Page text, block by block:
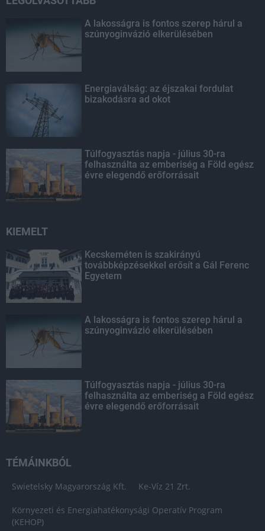
A lakosságra is fontos szerep hárul a
szúnyoginvázió elkerülésében
Energiaválság: az éjszakai fordulat
bizakodásra ad okot
Túlfogyasztás napja - július 30-ra
felhasználta az emberiség a Föld egész
évre elegendő erőforrásait
KIEMELT
Kecskeméten is szakirányú
továbbképzésekkel erősít a Gál Ferenc
Egyetem
A lakosságra is fontos szerep hárul a
szúnyoginvázió elkerülésében
Túlfogyasztás napja - július 30-ra
felhasználta az emberiség a Föld egész
évre elegendő erőforrásait
TÉMÁINKBÓL
Swietelsky Magyarország Kft. Ke-Víz 21 Zrt.
Környezeti és Energiahatékonysági Operatív Program
(KEHOP)